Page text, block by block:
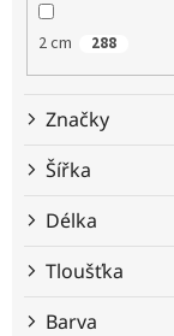
2 cm 288
Značky
Šířka
Délka
Tloušťka
Barva